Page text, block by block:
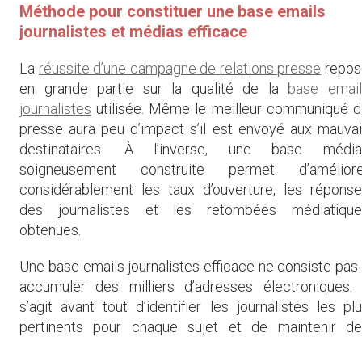
Méthode pour constituer une base emails
journalistes et médias efficace
La réussite d’une campagne de relations presse
en grande partie sur la qualité de la base
journalistes utilisée. Même le meilleur communiqué
presse aura peu d’impact s’il est envoyé aux
destinataires. À l’inverse, une base
soigneusement construite permet
considérablement les taux d’ouverture, les
des journalistes et les retombées
obtenues.
Une base emails journalistes efficace ne consiste pas
accumuler des milliers d’adresses électroniques.
s’agit avant tout d’identifier les journalistes les
pertinents pour chaque sujet et de maintenir